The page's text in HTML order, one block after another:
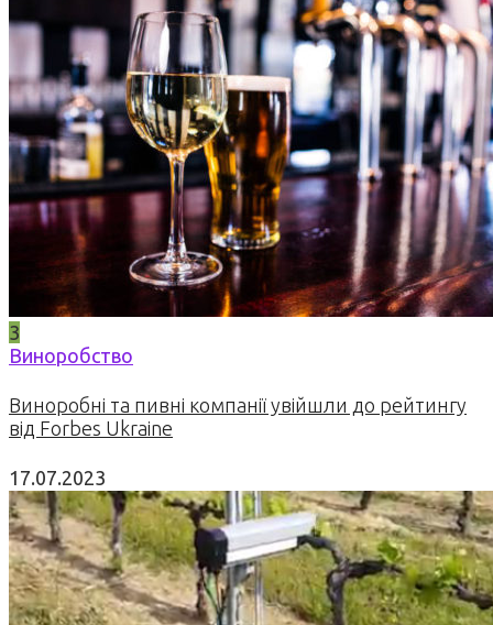
3
Виноробство
Виноробні та пивні компанії увійшли до рейтингу
від Forbes Ukraine
17.07.2023